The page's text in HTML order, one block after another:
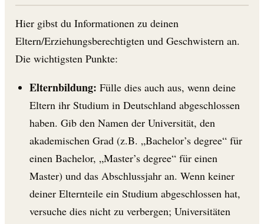
Hier gibst du Informationen zu deinen
Eltern/Erziehungsberechtigten und Geschwistern an.
Die wichtigsten Punkte:
Elternbildung: Fülle dies auch aus, wenn deine
Eltern ihr Studium in Deutschland abgeschlossen
haben. Gib den Namen der Universität, den
akademischen Grad (z.B. „Bachelor’s degree“ für
einen Bachelor, „Master’s degree“ für einen
Master) und das Abschlussjahr an. Wenn keiner
deiner Elternteile ein Studium abgeschlossen hat,
versuche dies nicht zu verbergen; Universitäten